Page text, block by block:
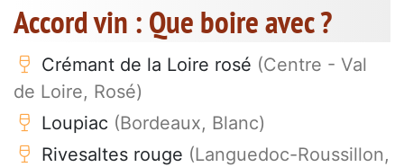
Accord vin : Que boire avec ?
Crémant de la Loire rosé (Centre - Val
de Loire, Rosé)
Loupiac (Bordeaux, Blanc)
Rivesaltes rouge (Languedoc-Roussillon,